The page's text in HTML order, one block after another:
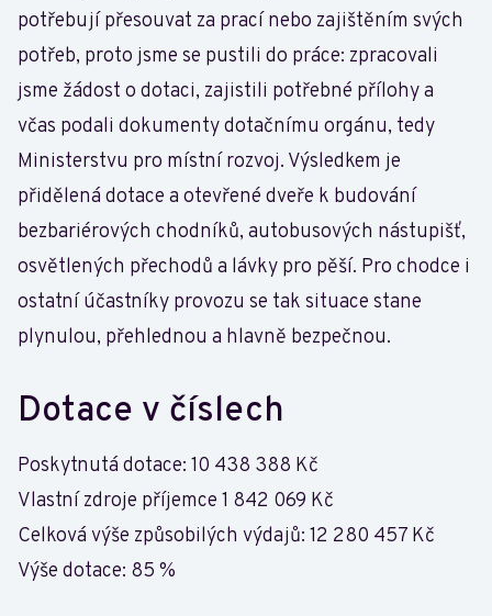
potřebují přesouvat za prací nebo zajištěním svých
potřeb, proto jsme se pustili do práce: zpracovali
jsme žádost o dotaci, zajistili potřebné přílohy a
včas podali dokumenty dotačnímu orgánu, tedy
Ministerstvu pro místní rozvoj. Výsledkem je
přidělená dotace a otevřené dveře k budování
bezbariérových chodníků, autobusových nástupišť,
osvětlených přechodů a lávky pro pěší. Pro chodce i
ostatní účastníky provozu se tak situace stane
plynulou, přehlednou a hlavně bezpečnou.
Dotace v číslech
Poskytnutá dotace: 10 438 388 Kč
Vlastní zdroje příjemce 1 842 069 Kč
Celková výše způsobilých výdajů: 12 280 457 Kč
Výše dotace: 85 %